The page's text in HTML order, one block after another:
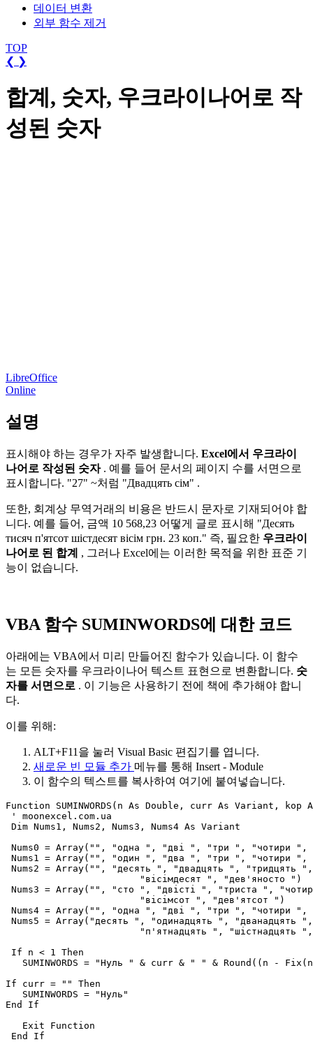
데이터 변환
외부 함수 제거
TOP
❮ ❯
합계, 숫자, 우크라이나어로 작
성된 숫자
LibreOffice
Online
설명
표시해야 하는 경우가 자주 발생합니다. Excel에서 우크라이
나어로 작성된 숫자 . 예를 들어 문서의 페이지 수를 서면으로
표시합니다. "27" ~처럼 "Двадцять сім" .
또한, 회계상 무역거래의 비용은 반드시 문자로 기재되어야 합
니다. 예를 들어, 금액 10 568,23 어떻게 글로 표시해 "Десять
тисяч п'ятсот шістдесят вісім грн. 23 коп." 즉, 필요한 우크라이
나어로 된 합계 , 그러나 Excel에는 이러한 목적을 위한 표준 기
능이 없습니다.
VBA 함수 SUMINWORDS에 대한 코드
아래에는 VBA에서 미리 만들어진 함수가 있습니다. 이 함수
는 모든 숫자를 우크라이나어 텍스트 표현으로 변환합니다. 숫
자를 서면으로 . 이 기능은 사용하기 전에 책에 추가해야 합니
다.
이를 위해:
ALT+F11을 눌러 Visual Basic 편집기를 엽니다.
새로운 빈 모듈 추가 메뉴를 통해 Insert - Module
이 함수의 텍스트를 복사하여 여기에 붙여넣습니다.
Function SUMINWORDS(n As Double, curr As Variant,
' moonexcel.com.ua
Dim Nums1, Nums2, Nums3, Nums4 As Variant
Nums0 = Array("", "одна ", "дві ", "три ", "чотири
Nums1 = Array("", "один ", "два ", "три ", "чотири
Nums2 = Array("", "десять ", "двадцять ",
                        "вісімдесят ", "дев'яносто ")
Nums3 = Array("", "сто ", "двісті ", "триста ",
                        "вісімсот ", "дев'ятсот ")
Nums4 = Array("", "одна ", "дві ", "три ", "чотири
Nums5 = Array("десять ", "одинадцять ", "дванадцять
"п'ятнадцять ", "шістнадцять
If n < 1 Then
SUMINWORDS = "Нуль " & curr & " " & Round((n -
If curr = "" Then
   SUMINWORDS = "Нуль"
End If
   Exit Function
End If